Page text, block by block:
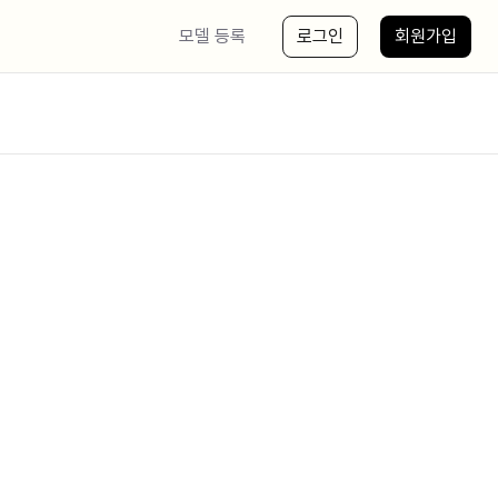
모델 등록 로그인 회원가입